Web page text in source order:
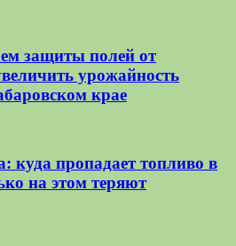
защиты полей от
урожайность
крае
пропадает топливо в
на этом теряют